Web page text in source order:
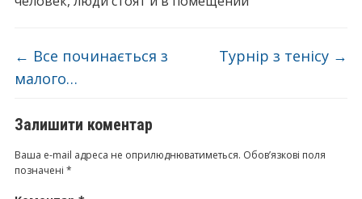
← Все починається з
малого…
Турнір з тенісу →
Залишити коментар
Ваша e-mail адреса не оприлюднюватиметься. Обов’язкові поля
позначені *